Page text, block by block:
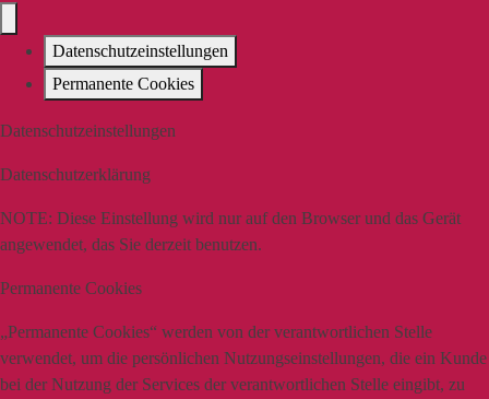
Datenschutzeinstellungen
Permanente Cookies
Datenschutzeinstellungen
Datenschutzerklärung
NOTE: Diese Einstellung wird nur auf den Browser und das Gerät
angewendet, das Sie derzeit benutzen.
Permanente Cookies
„Permanente Cookies“ werden von der verantwortlichen Stelle
verwendet, um die persönlichen Nutzungseinstellungen, die ein Kunde
bei der Nutzung der Services der verantwortlichen Stelle eingibt, zu